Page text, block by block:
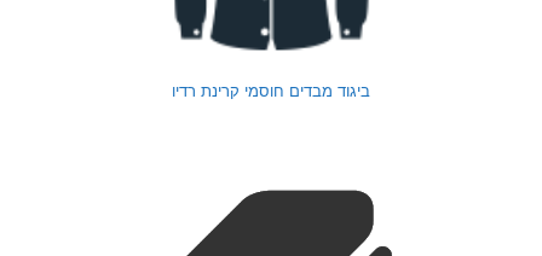
ביגוד מבדים חוסמי קרינת רדיו